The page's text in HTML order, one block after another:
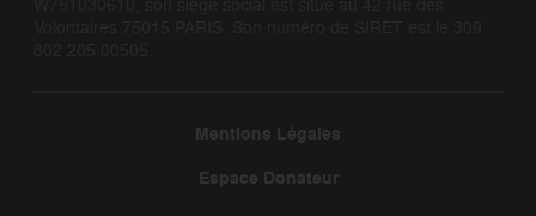
Mentions Légales
Espace Donateur